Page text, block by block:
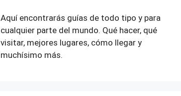
Aquí encontrarás guías de todo tipo y para
cualquier parte del mundo. Qué hacer, qué
visitar, mejores lugares, cómo llegar y
muchísimo más.